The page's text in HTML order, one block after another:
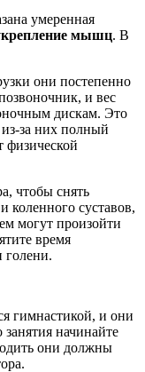
умеренная
мышц. В
они постепенно
и вес
дискам. Это
за них полный
физической
чтобы снять
коленного суставов,
могут произойти
время
гимнастикой, и они
занятия начинайте
они должны